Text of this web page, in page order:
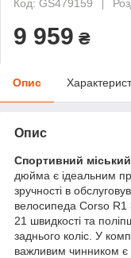
Код: GS479159
9 959 ₴
Опис
Опис
Спортивний
дюйма є ідеальним
зручності в
велосипеда Corso R1
21 швидкості та
заднього коліс. У
важливим чинником